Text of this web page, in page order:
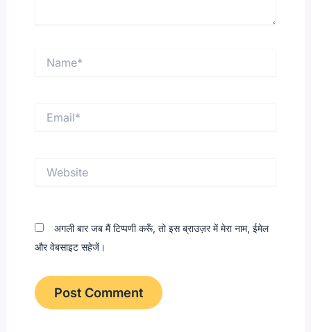
अगली बार जब मैं टिप्पणी करूँ, तो इस ब्राउज़र में मेरा नाम, ईमेल
और वेबसाइट सहेजें।